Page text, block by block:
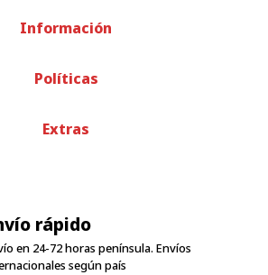
Información
Políticas
Extras
rápido
en 24-72 horas península. Envíos
según país